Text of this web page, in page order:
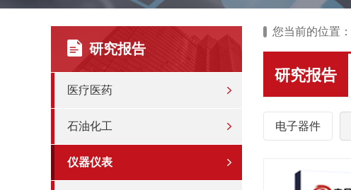
研究报告
医疗医药
石油化工
仪器仪表
您当前的位置：
研究报告
电子器件